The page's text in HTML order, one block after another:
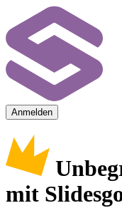
Anmelden
mit